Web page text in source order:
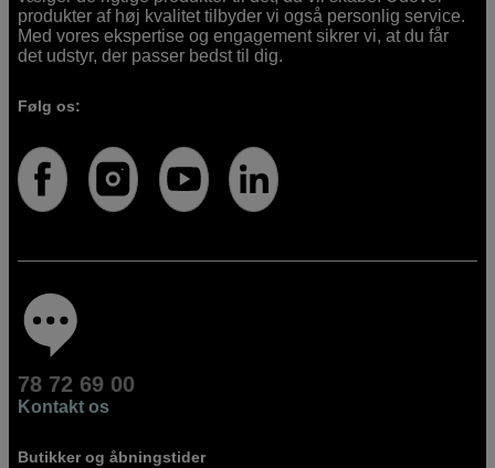
produkter af høj kvalitet tilbyder vi også personlig service.
Med vores ekspertise og engagement sikrer vi, at du får
det udstyr, der passer bedst til dig.
Følg os:
78 72 69 00
Kontakt os
Butikker og åbningstider